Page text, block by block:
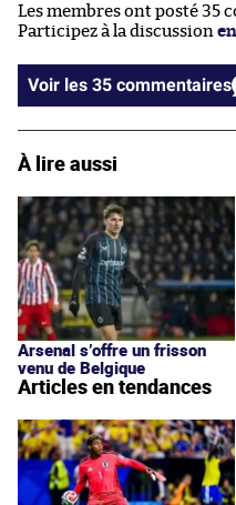
Les membres ont posté 35
Participez à la discussion
Voir les 35 commentaires
À lire aussi
Arsenal s’offre un frisson
venu de Belgique
Articles en tendances